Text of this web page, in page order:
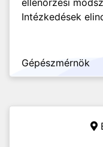
ellenőrzési
Intézkedések
Gépészmérnök